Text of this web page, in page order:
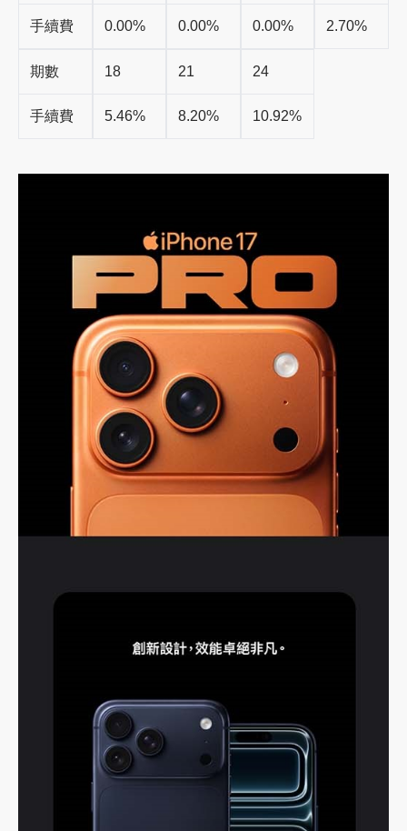
手續費 0.00% 0.00% 0.00% 2.70%
期數
手續費
18
5.46%
21
8.20%
24
10.92%